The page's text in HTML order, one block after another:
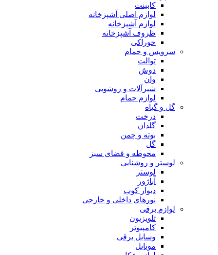
کابینت
لوازم اصلی آشپزخانه
لوازم آشپزخانه
ظروف آشپزخانه
خوراکی
سرویس و حمام
توالت
دوش
وان
شیرآلات و روشویی
لوازم حمام
گل و گیاه
درخت
گلدان
بوته و چمن
گل
محوطه و فضای سبز
لوستر و روشنایی
لوستر
آباژور
دیوار کوب
نورهای داخلی و خارجی
لوازم برقی
تلویزیون
کامپیوتر
وسایل برقی
موبایل